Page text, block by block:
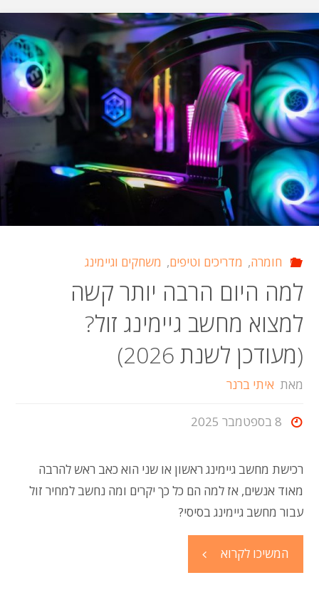
דומים
לפונט
אפרסק
(וגם
איך
תשתמשו
בו
בקנווה)" חומרה, מדריכים וטיפים, משחקים וגיימינג
למה היום הרבה יותר קשה
למצוא מחשב גיימינג זול?
(מעודכן לשנת 2026)
מאת איתי ברנר
8 בספטמבר 2025
רכישת מחשב גיימינג ראשון או שני הוא כאב ראש להרבה
מאוד אנשים, אז למה הם כל כך יקרים ומה נחשב למחיר זול
עבור מחשב גיימינג בסיסי?
המשיכו לקרוא"למה